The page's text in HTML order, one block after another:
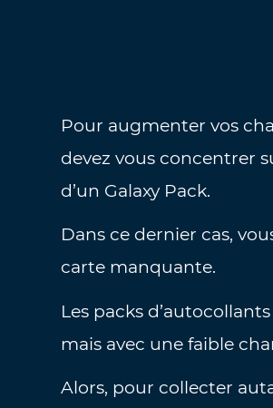
Pour augmenter vos
devez vous concentrer
d’un Galaxy Pack.
Dans ce dernier cas,
carte manquante.
Les packs
mais avec une faible
Alors, pour collecter